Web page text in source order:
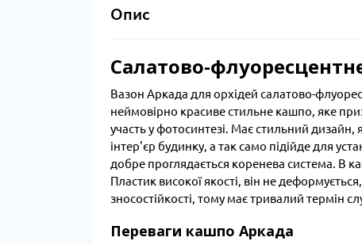
Опис
Салатово-
Вазон Аркада для орхідей салатово-
неймовірно красиве стильне кашпо, яке
участь у фотосинтезі. Має стильний
інтер'єр будинку, а так само підійде для
добре проглядається коренева система. В
Пластик високої якості, він не
зносостійкості, тому має тривалий термін
Переваги кашпо Аркада